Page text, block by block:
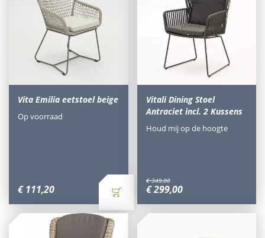
Vita Emilia eetstoel beige
€ 111,20
Op voorraad
Vitali Dining Stoel
Antraciet incl. 2 Kussens
€ 349,00
€299,00
Houd mij op de hoogte